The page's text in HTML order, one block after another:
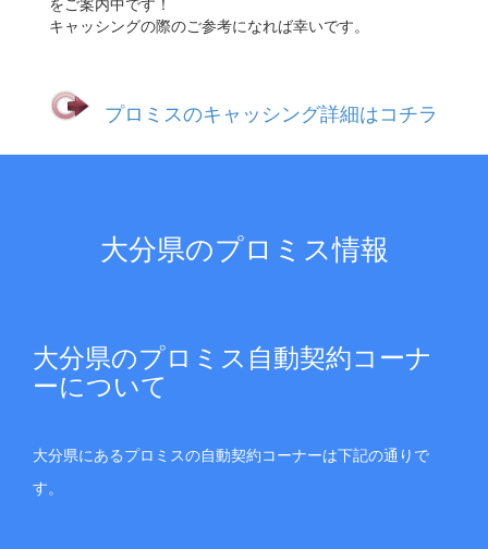
をご案内中です！
キャッシングの際のご参考になれば幸いです。
プロミスのキャッシング詳細はコチラ
大分県のプロミス情報
大分県のプロミス自動契約コーナ
ーについて
大分県にあるプロミスの自動契約コーナーは下記の通りで
す。